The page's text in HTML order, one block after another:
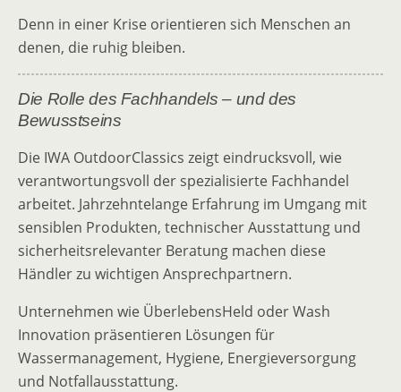
Denn in einer Krise orientieren sich Menschen an
denen, die ruhig bleiben.
Die Rolle des Fachhandels – und des
Bewusstseins
Die IWA OutdoorClassics zeigt eindrucksvoll, wie
verantwortungsvoll der spezialisierte Fachhandel
arbeitet. Jahrzehntelange Erfahrung im Umgang mit
sensiblen Produkten, technischer Ausstattung und
sicherheitsrelevanter Beratung machen diese
Händler zu wichtigen Ansprechpartnern.
Unternehmen wie ÜberlebensHeld oder Wash
Innovation präsentieren Lösungen für
Wassermanagement, Hygiene, Energieversorgung
und Notfallausstattung.